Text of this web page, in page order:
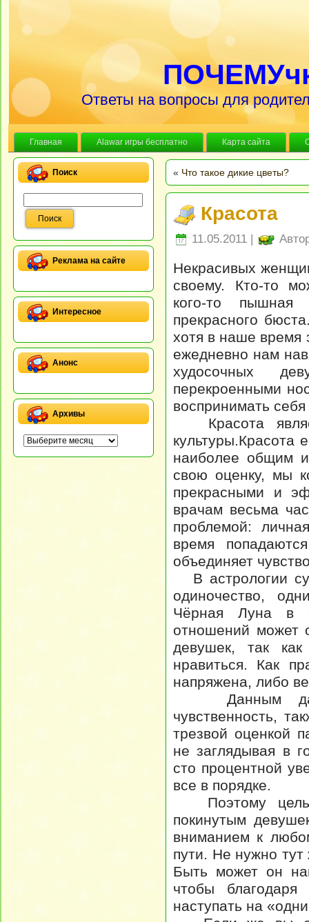
Ответы на вопросы для
Главная Alawar игры бесплатно Карта сайта
Поиск
Реклама на сайте
Интересное
Анонс
Архивы
« Что такое дикие цветы?
Красота
11.05.2011 |
Некрасивых
своему. Кто-то
кого-то пышная
прекрасного
хотя в наше время
ежедневно нам
худосочных
перекроенными
воспринимать
Красота
культуры.Красота
наиболее общим
свою оценку, мы
прекрасными и
врачам весьма
проблемой:
время
объединяет
В астрологии
одиночество,
Чёрная Луна в
отношений может
девушек, так
нравиться. Как
напряжена, либо
Данным
чувственность,
трезвой оценкой
не заглядывая в
сто процентной
все в порядке.
Поэтому цель
покинутым
вниманием к
пути. Не нужно
Быть может он
чтобы
наступать на